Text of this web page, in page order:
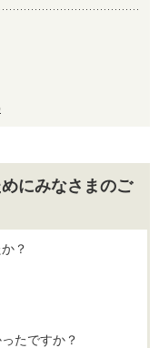
にみなさまのご
？
たですか？